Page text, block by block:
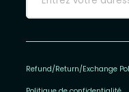
Refund/Return/Exchange